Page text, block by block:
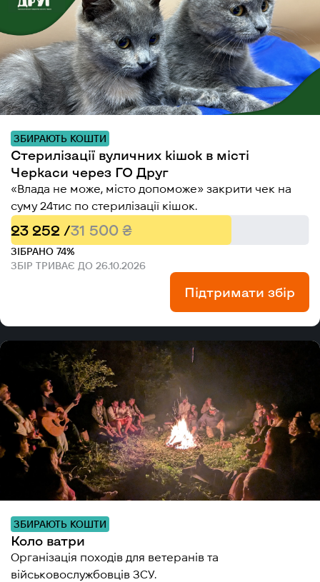
ЗБИРАЮТЬ КОШТИ
Стерилізації вуличних кішок в місті
Черкаси через ГО Друг
«Влада не може, місто допоможе» закрити чек на
суму 24тис по стерилізації кішок.
23 252 /31 500 ₴
ЗІБРАНО 74%
ЗБІР ТРИВАЄ ДО 26.10.2026
Підтримати збір
ЗБИРАЮТЬ КОШТИ
Коло ватри
Організація походів для ветеранів та
військовослужбовців ЗСУ.